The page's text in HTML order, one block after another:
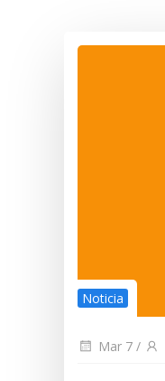
Noticia
Mar 7 /